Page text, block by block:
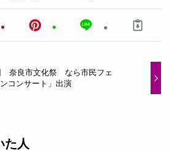
奈良市文化祭 なら市民フェ
コンサート」出演
た人